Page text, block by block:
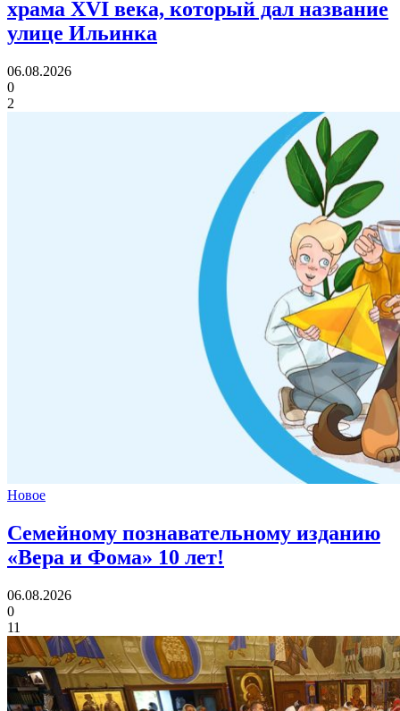
храма XVI века, который дал название
улице Ильинка
06.08.2026
0
2
Новое
Семейному познавательному изданию
«Вера и Фома» 10 лет!
06.08.2026
0
11